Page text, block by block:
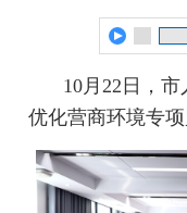
10月22日，
优化营商环境专项